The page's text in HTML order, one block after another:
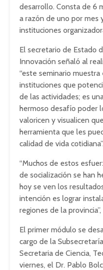
desarrollo. Consta de 6
a razón de uno por mes
instituciones
El secretario de Estado
Innovación señaló al
“este seminario
instituciones que
de las actividades; es
hermoso desafío poder
valoricen y visualicen
herramienta que les
calidad de vida cotidiana”.
“Muchos de estos
de socialización se han
hoy se ven los
intención es lograr
regiones de la
El primer módulo se
cargo de la
Secretaria de Ciencia,
viernes, el Dr. Pablo